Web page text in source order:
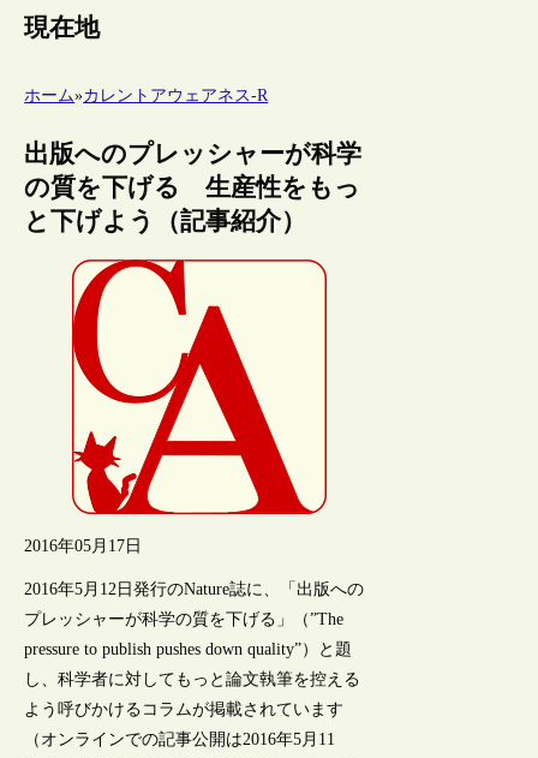
現在地
ホーム»カレントアウェアネス-R
出版へのプレッシャーが科学
の質を下げる 生産性をもっ
と下げよう（記事紹介）
2016年05月17日
2016年5月12日発行のNature誌に、「出版への
プレッシャーが科学の質を下げる」（”The
pressure to publish pushes down quality”）と題
し、科学者に対してもっと論文執筆を控える
よう呼びかけるコラムが掲載されています
（オンラインでの記事公開は2016年5月11